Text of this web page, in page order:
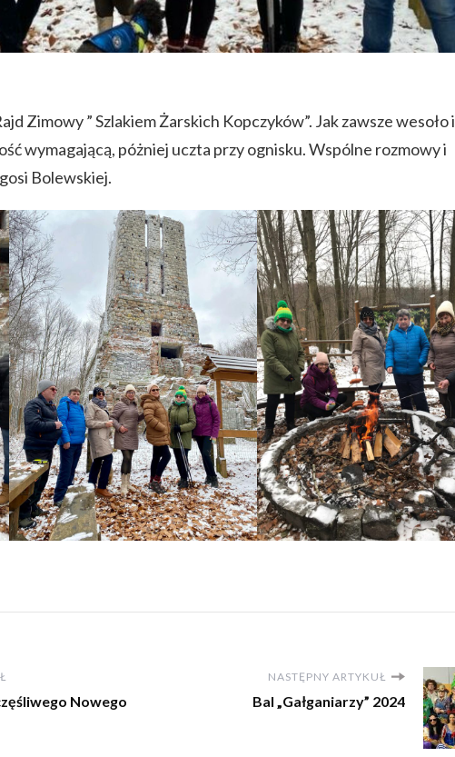
Zimowy ” Szlakiem Żarskich Kopczyków”. Jak zawsze wesoło i
wymagającą, póżniej uczta przy ognisku. Wspólne rozmowy i
Bolewskiej.
Nowego
NASTĘPNY ARTYKUŁ
Bal „Gałganiarzy” 2024